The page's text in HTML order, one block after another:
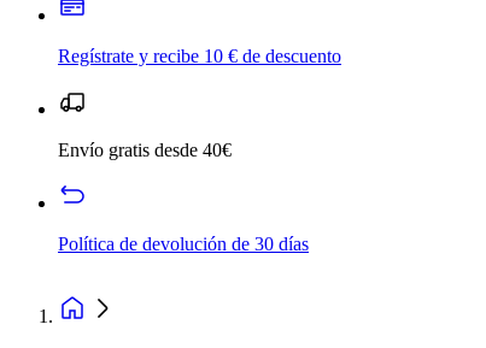
Regístrate y recibe 10 € de descuento
Envío gratis desde 40€
Política de devolución de 30 días